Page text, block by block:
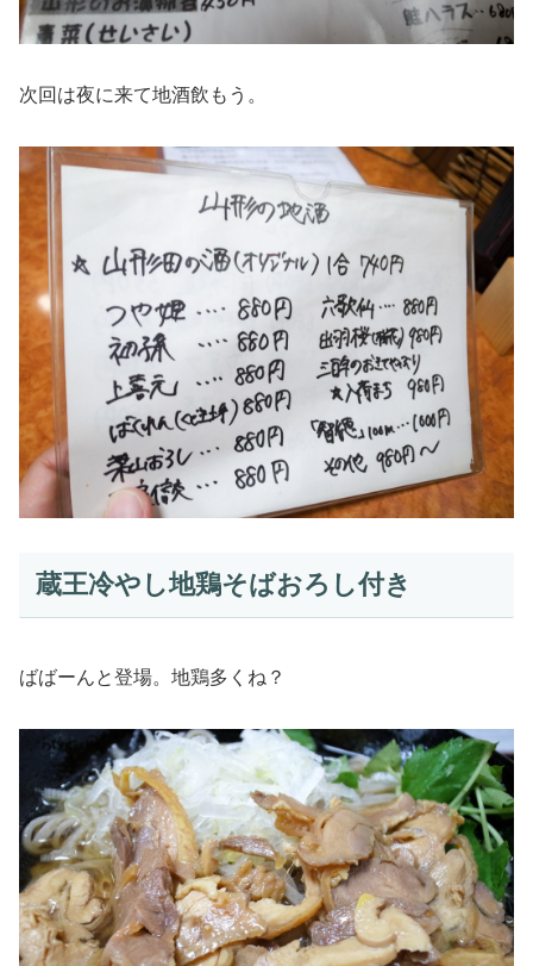
次回は夜に来て地酒飲もう。
蔵王冷やし地鶏そばおろし付き
ばばーんと登場。地鶏多くね？